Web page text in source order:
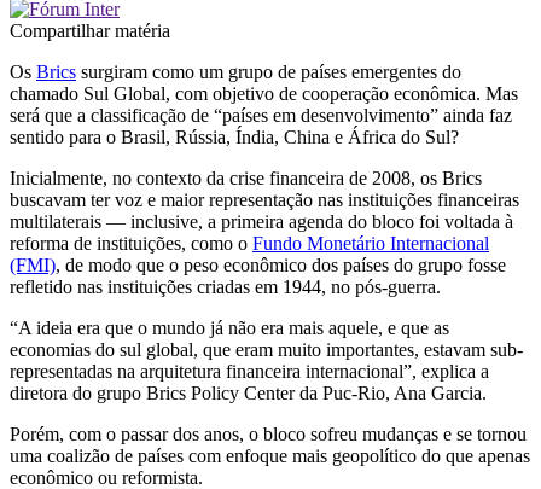
Compartilhar matéria
Os Brics surgiram como um grupo de países emergentes do
chamado Sul Global, com objetivo de cooperação econômica. Mas
será que a classificação de “países em desenvolvimento” ainda faz
sentido para o Brasil, Rússia, Índia, China e África do Sul?
Inicialmente, no contexto da crise financeira de 2008, os Brics
buscavam ter voz e maior representação nas instituições financeiras
multilaterais — inclusive, a primeira agenda do bloco foi voltada à
reforma de instituições, como o Fundo Monetário Internacional
(FMI), de modo que o peso econômico dos países do grupo fosse
refletido nas instituições criadas em 1944, no pós-guerra.
“A ideia era que o mundo já não era mais aquele, e que as
economias do sul global, que eram muito importantes, estavam sub-
representadas na arquitetura financeira internacional”, explica a
diretora do grupo Brics Policy Center da Puc-Rio, Ana Garcia.
Porém, com o passar dos anos, o bloco sofreu mudanças e se tornou
uma coalizão de países com enfoque mais geopolítico do que apenas
econômico ou reformista.